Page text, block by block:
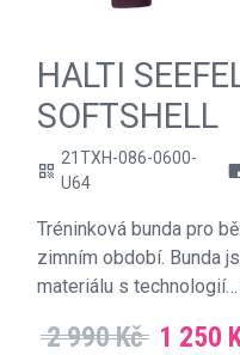
HALTI
SOFTSHELL
qr_code
21TXH-086-0600-
U64
Tréninková bunda pro
zimním období. Bunda
materiálu s technologií…
2 990 Kč 1 250